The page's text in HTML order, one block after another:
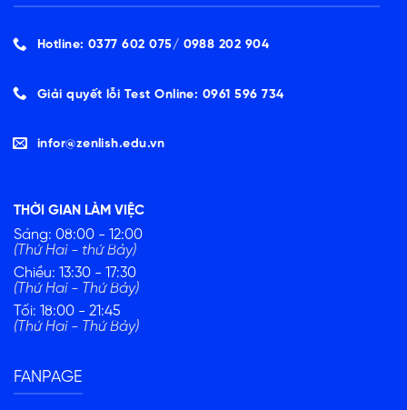
Hotline: 0377 602 075/ ‭0988 202 904‬
Giải quyết lỗi Test Online: 0961 596 734
infor@zenlish.edu.vn
THỜI GIAN LÀM VIỆC
Sáng: 08:00 - 12:00
(Thứ Hai - thứ Bảy)
Chiều: 13:30 - 17:30
(Thứ Hai - Thứ Bảy)
Tối: 18:00 - 21:45
(Thứ Hai - Thứ Bảy)
FANPAGE